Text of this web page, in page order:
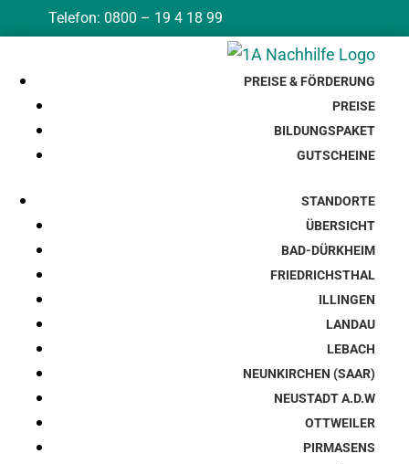
Telefon: 0800 – 19 4 18 99
PREISE & FÖRDERUNG
PREISE
BILDUNGSPAKET
GUTSCHEINE
STANDORTE
ÜBERSICHT
BAD-DÜRKHEIM
FRIEDRICHSTHAL
ILLINGEN
LANDAU
LEBACH
NEUNKIRCHEN (SAAR)
NEUSTADT A.D.W
OTTWEILER
PIRMASENS